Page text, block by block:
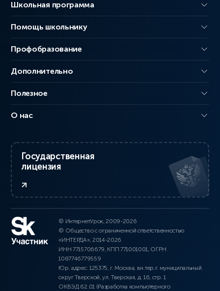
Школьная программа
Помощь школьнику
Профобразование
Дополнительно
Полезное
О нас
Государственная
лицензия
© ИнтернетУрок, 2009-2026
© Общество с ограниченной ответственностью
«ИНТЕРДА», 2014-2026
ИНН 7715706679, КПП 771001001, ОГРН
1087746779559
Юр. адрес: 125375, г. Москва, вн.тер.г. муниципальный
округ Тверской, ул. Тверская, д. 16, стр. 1
ОКВЭД 62.01 (Разработка компьютерного